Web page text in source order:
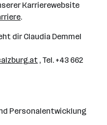
Karrierewebsite
.
dir Claudia Demmel
, Tel. +43 662
Personalentwicklung